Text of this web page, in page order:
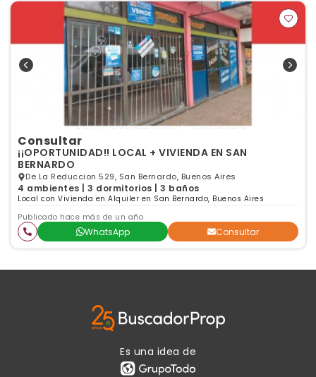
Consultar
¡¡OPORTUNIDAD!! LOCAL + VIVIENDA EN SAN
BERNARDO
De La Reduccion 529, San Bernardo, Buenos Aires
4 ambientes | 3 dormitorios | 3 baños
Local con Vivienda en Alquiler en San Bernardo, Buenos Aires
Publicado hace más de un año
WhatsApp Consultar
Es una idea de